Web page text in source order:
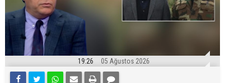
19:26 05 Ağustos 2026